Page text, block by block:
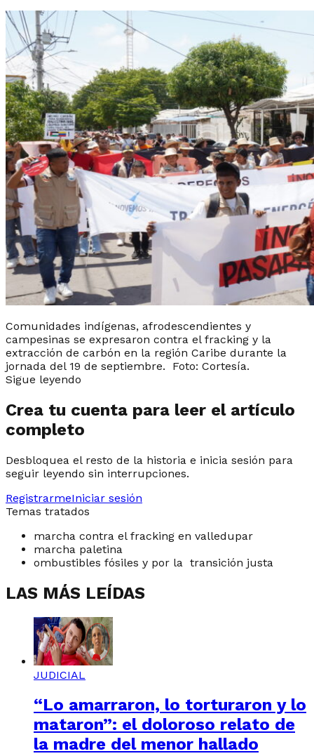
Comunidades indígenas, afrodescendientes y
campesinas se expresaron contra el fracking y la
extracción de carbón en la región Caribe durante la
jornada del 19 de septiembre. Foto: Cortesía.
Sigue leyendo
Crea tu cuenta para leer el artículo
completo
Desbloquea el resto de la historia e inicia sesión para
seguir leyendo sin interrupciones.
RegistrarmeIniciar sesión
Temas tratados
marcha contra el fracking en valledupar
marcha paletina
ombustibles fósiles y por la transición justa
LAS MÁS LEÍDAS
JUDICIAL
“Lo amarraron, lo torturaron y lo
mataron”: el doloroso relato de
la madre del menor hallado